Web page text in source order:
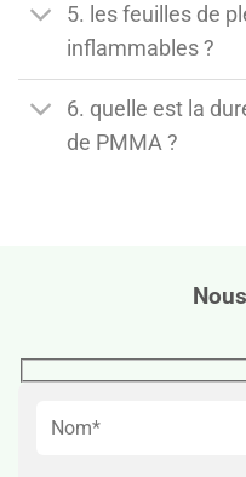
5. les feuilles de
inflammables ?
6. quelle est la
de PMMA ?